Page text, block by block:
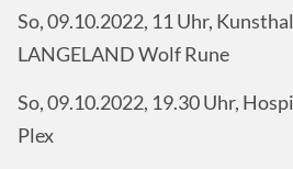
So, 09.10.2022, 11 Uhr,
LANGELAND Wolf Rune
So, 09.10.2022, 19.30 Uhr,
Plex